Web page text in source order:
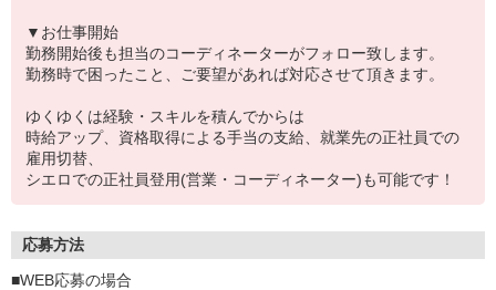
▼お仕事開始
勤務開始後も担当のコーディネーターがフォロー致します。
勤務時で困ったこと、ご要望があれば対応させて頂きます。
ゆくゆくは経験・スキルを積んでからは
時給アップ、資格取得による手当の支給、就業先の正社員での
雇用切替、
シエロでの正社員登用(営業・コーディネーター)も可能です！
応募方法
■WEB応募の場合